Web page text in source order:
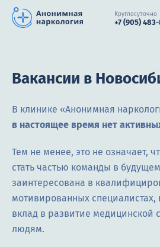
Круглосуточно
+7 (905)
Наркомания
Нарколог
Стационар
Психиатрия
Вакансии в
В клинике «Анонимная
в настоящее время нет
Тем не менее, это не означает,
стать частью команды в
заинтересована в
мотивированных специалистах,
вклад в развитие
людям.